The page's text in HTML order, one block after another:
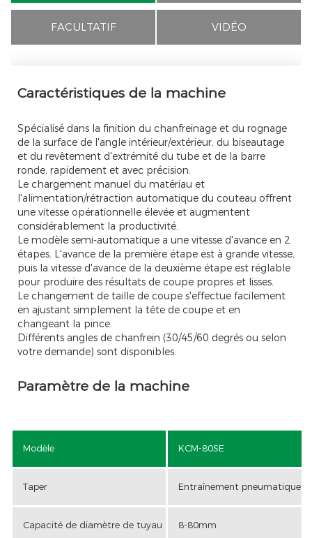
FACULTATIF VIDÉO
Caractéristiques de la machine
Spécialisé dans la finition du chanfreinage et du rognage
de la surface de l'angle intérieur/extérieur, du biseautage
et du revêtement d'extrémité du tube et de la barre
ronde, rapidement et avec précision.
Le chargement manuel du matériau et
l'alimentation/rétraction automatique du couteau offrent
une vitesse opérationnelle élevée et augmentent
considérablement la productivité.
Le modèle semi-automatique a une vitesse d'avance en 2
étapes. L'avance de la première étape est à grande vitesse,
puis la vitesse d'avance de la deuxième étape est réglable
pour produire des résultats de coupe propres et lisses.
Le changement de taille de coupe s'effectue facilement
en ajustant simplement la tête de coupe et en
changeant la pince.
Différents angles de chanfrein (30/45/60 degrés ou selon
votre demande) sont disponibles.
Paramètre de la machine
Modèle KCM-80SE
Taper Entraînement pneumatique
Capacité de diamètre de tuyau 8-80mm